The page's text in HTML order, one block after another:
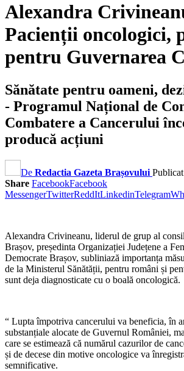
Alexandra
Pacienții oncologici,
pentru Guvernarea
Sănătate pentru oameni,
- Programul Național de
Combatere a Cancerului
producă acțiuni
De Redactia Gazeta Brașovului
Share FacebookFacebook
MessengerTwitterReddItLinkedinTelegram
Alexandra Crivineanu, liderul de grup al
Brașov, președinta Organizației Județene a
Democrate Brașov, subliniază importanța
de la Ministerul Sănătății, pentru români și
sunt deja diagnosticate cu o boală oncologică.
“ Lupta împotriva cancerului va beneficia, în
substanțiale alocate de Guvernul României,
care se estimează că numărul cazurilor de
și de decese din motive oncologice va
semnificative.